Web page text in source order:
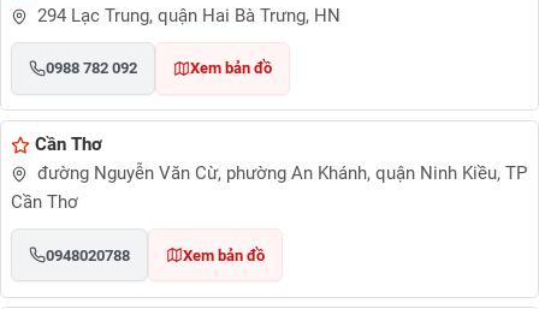
294 Lạc Trung, quận Hai Bà Trưng, HN
0988 782 092 Xem bản đồ
Cần Thơ
đường Nguyễn Văn Cừ, phường An Khánh, quận Ninh Kiều, TP
Cần Thơ
0948020788 Xem bản đồ